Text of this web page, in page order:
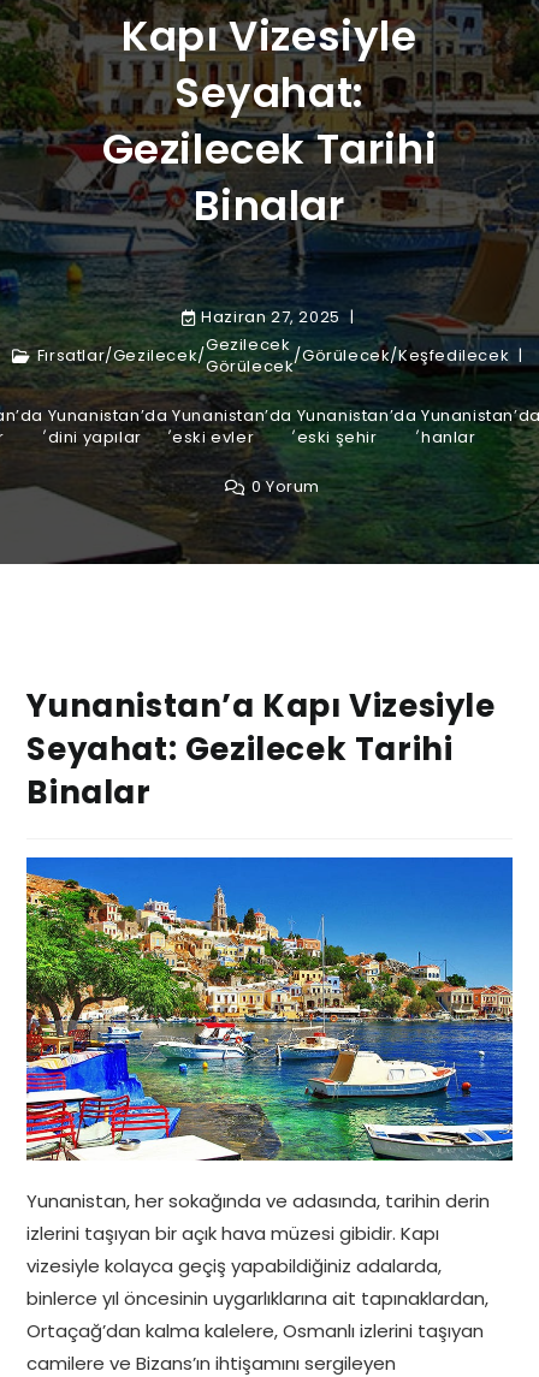
Kapı Vizesiyle
Seyahat:
Gezilecek Tarihi
Binalar
Haziran 27, 2025
Fırsatlar/Gezilecek/Gezilecek
Görülecek/Görülecek/Keşfedilecek
,Yunanistan’da
dini yapılar
,Yunanistan’da
eski evler
,Yunanistan’da
eski şehir
,hanlar
0 Yorum
Yunanistan’a Kapı Vizesiyle
Seyahat: Gezilecek Tarihi
Binalar
Yunanistan, her sokağında ve adasında, tarihin derin
izlerini taşıyan bir açık hava müzesi gibidir. Kapı
vizesiyle kolayca geçiş yapabildiğiniz adalarda,
binlerce yıl öncesinin uygarlıklarına ait tapınaklardan,
Ortaçağ’dan kalma kalelere, Osmanlı izlerini taşıyan
camilere ve Bizans’ın ihtişamını sergileyen